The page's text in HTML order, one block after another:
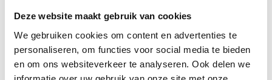
Deze website maakt gebruik van cookies
We gebruiken cookies om content en advertenties te
personaliseren, om functies voor social media te bieden
en om ons websiteverkeer te analyseren. Ook delen we
Job Nijs, directeur Braventure: ”Met trots
kunnen we zeggen dat Brabant nu in de top